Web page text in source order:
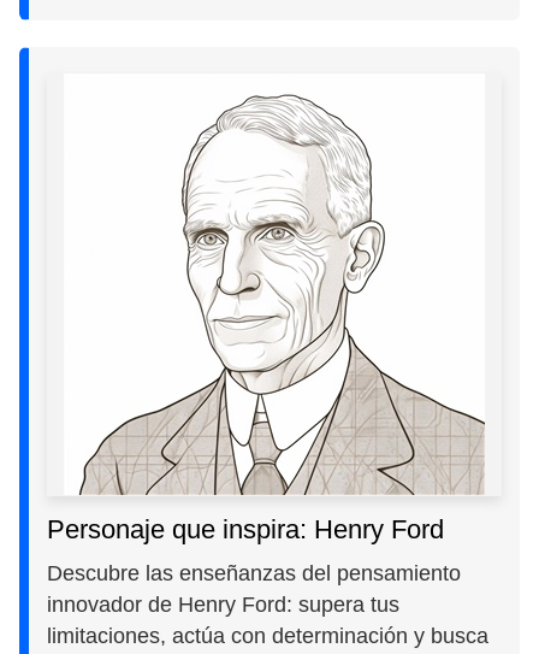
Personaje que inspira: Henry Ford
Descubre las enseñanzas del pensamiento
innovador de Henry Ford: supera tus
limitaciones, actúa con determinación y busca